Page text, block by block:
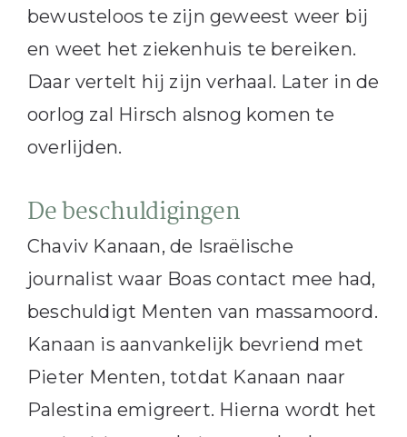
bewusteloos te zijn geweest weer bij
en weet het ziekenhuis te bereiken.
Daar vertelt hij zijn verhaal. Later in de
oorlog zal Hirsch alsnog komen te
overlijden.
De beschuldigingen
Chaviv Kanaan, de Israëlische
journalist waar Boas contact mee had,
beschuldigt Menten van massamoord.
Kanaan is aanvankelijk bevriend met
Pieter Menten, totdat Kanaan naar
Palestina emigreert. Hierna wordt het